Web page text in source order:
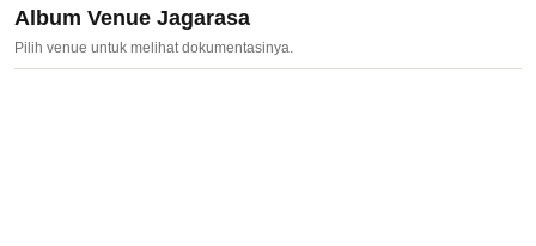
Album Venue Jagarasa
Pilih venue untuk melihat dokumentasinya.